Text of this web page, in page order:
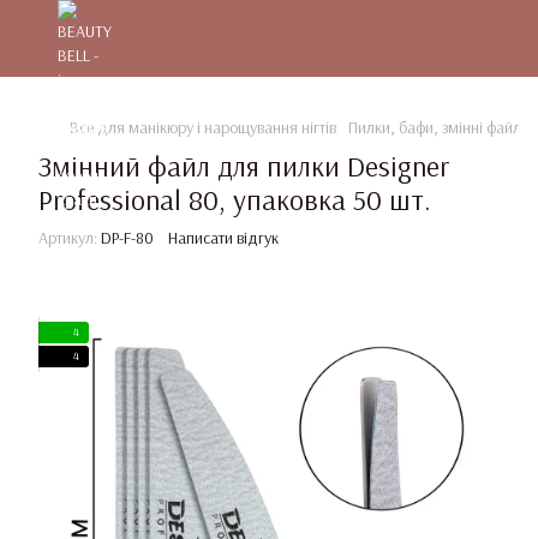
Все для манікюру і нарощування нігтів Пилки, бафи, змінні файли
Змінний файл для пилки Designer
Professional 80, упаковка 50 шт.
Артикул: DP-F-80 Написати відгук
4
4